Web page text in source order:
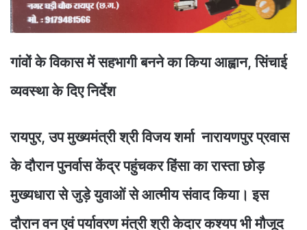
गांवों के विकास में सहभागी बनने का किया आह्वान, सिंचाई
व्यवस्था के दिए निर्देश
रायपुर, उप मुख्यमंत्री श्री विजय शर्मा नारायणपुर प्रवास
के दौरान पुनर्वास केंद्र पहुंचकर हिंसा का रास्ता छोड़
मुख्यधारा से जुड़े युवाओं से आत्मीय संवाद किया। इस
दौरान वन एवं पर्यावरण मंत्री श्री केदार कश्यप भी मौजूद